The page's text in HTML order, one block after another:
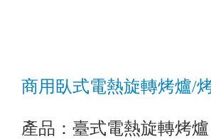
商用臥式電熱旋轉烤爐/
產品：臺式電熱旋轉烤爐